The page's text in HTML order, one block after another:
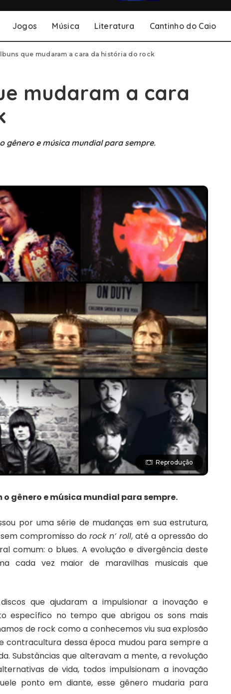
Jogos Música Literatura Cantinho do Caio
que mudaram a cara da história do rock
mudaram a cara
gênero e música mundial para sempre.
Reprodução
gênero e música mundial para sempre.
por uma série de mudanças em sua estrutura,
compromisso do rock n’ roll, até a opressão do
comum: o blues. A evolução e divergência deste
cada vez maior de maravilhas musicais que
que ajudaram a impulsionar a inovação e
específico no tempo que abrigou os sons mais
de rock como a conhecemos viu sua explosão
contracultura dessa época mudou para sempre a
Substâncias que alteravam a mente, a revolução
de vida, todos impulsionam a inovação
ponto em diante, esse gênero mudaria para